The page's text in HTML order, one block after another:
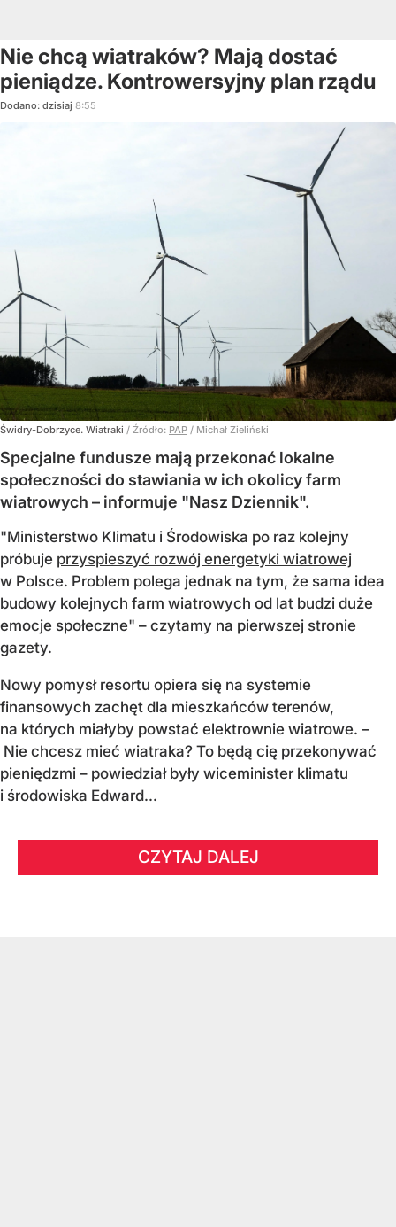
Nie chcą wiatraków? Mają dostać
pieniądze. Kontrowersyjny plan rządu
Dodano: dzisiaj 8:55
Świdry-Dobrzyce. Wiatraki / Źródło: PAP / Michał Zieliński
Specjalne fundusze mają przekonać lokalne
społeczności do stawiania w ich okolicy farm
wiatrowych – informuje "Nasz Dziennik".
"Ministerstwo Klimatu i Środowiska po raz kolejny
próbuje przyspieszyć rozwój energetyki wiatrowej
w Polsce. Problem polega jednak na tym, że sama idea
budowy kolejnych farm wiatrowych od lat budzi duże
emocje społeczne" – czytamy na pierwszej stronie
gazety.
Nowy pomysł resortu opiera się na systemie
finansowych zachęt dla mieszkańców terenów,
na których miałyby powstać elektrownie wiatrowe. –
Nie chcesz mieć wiatraka? To będą cię przekonywać
pieniędzmi – powiedział były wiceminister klimatu
i środowiska Edward...
CZYTAJ DALEJ